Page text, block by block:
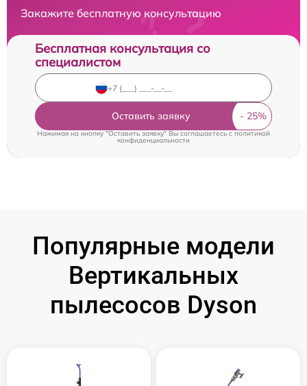
Закажите бесплатную консультацию
Бесплатная консультация со
специалистом
Оставить заявку
Нажимая на кнопку "Оставить заявку" Вы соглашаетесь cполитикой
конфиденциальности
Популярные модели
Вертикальных
пылесосов Dyson